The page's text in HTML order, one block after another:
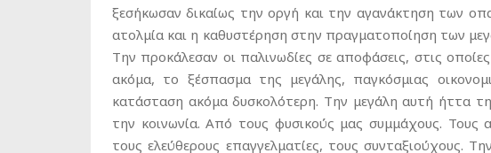
ξεσήκωσαν δικαίως την οργή και την αγανάκτηση των
ατολμία και η καθυστέρηση στην πραγματοποίηση των
Την προκάλεσαν οι παλινωδίες σε αποφάσεις, στις
ακόμα, το ξέσπασμα της μεγάλης, παγκόσμιας
κατάσταση ακόμα δυσκολότερη. Την μεγάλη αυτή ήττα
την κοινωνία. Από τους φυσικούς μας συμμάχους. Τους
τους ελεύθερους επαγγελματίες, τους συνταξιούχους.